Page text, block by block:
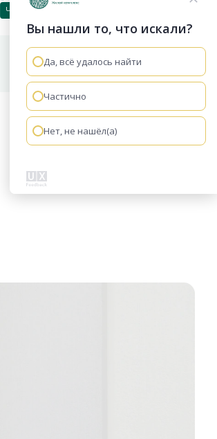
Чистовая отделка
Вы нашли то, что искали?
Да, всё удалось найти
Частично
Нет, не нашёл(а)